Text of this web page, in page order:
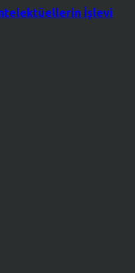
İşlevi